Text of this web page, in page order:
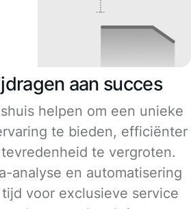
aan succes
helpen om een unieke
te bieden, efficiënter
te vergroten.
analyse en automatisering
voor exclusieve service